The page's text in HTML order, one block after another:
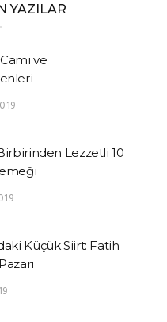
YAZILAR
ve
Lezzetli 10
Küçük Siirt: Fatih